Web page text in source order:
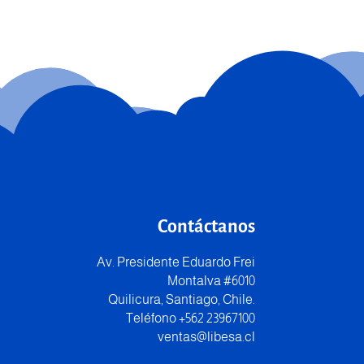
Contáctanos
Av. Presidente Eduardo Frei
Montalva #6010
Quilicura, Santiago, Chile.
Teléfono +562 23967100
ventas@libesa.cl